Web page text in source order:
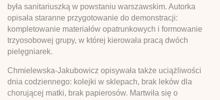
była sanitariuszką w powstaniu warszawskim. Autorka
opisała staranne przygotowanie do demonstracji:
kompletowanie materiałów opatrunkowych i formowanie
trzyosobowej grupy, w której kierowała pracą dwóch
pielęgniarek.
Chmielewska-Jakubowicz opisywała także uciążliwości
dnia codziennego: kolejki w sklepach, brak leków dla
chorującej matki, brak papierosów. Martwiła się o